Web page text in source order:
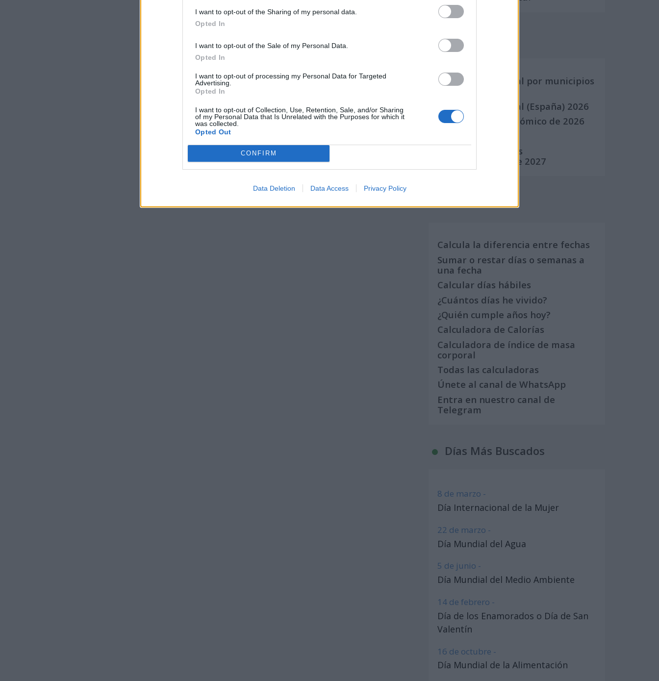
I want to opt-out of the Sharing of my personal data.
Opted In
I want to opt-out of the Sale of my Personal Data.
Opted In
I want to opt-out of processing my Personal Data for Targeted
Advertising.
Opted In
I want to opt-out of Collection, Use, Retention, Sale, and/or Sharing
of my Personal Data that Is Unrelated with the Purposes for which it
was collected.
Opted Out
CONFIRM
Data Deletion Data Access Privacy Policy
Calendarios
Calendario Laboral por municipios
Calendario Laboral (España) 2026
Calendario Astronómico de 2026
Calendario de Días
Internacionales de 2027
Calculadoras
Calcula la diferencia entre fechas
Sumar o restar días o semanas a
una fecha
Calcular días hábiles
¿Cuántos días he vivido?
¿Quién cumple años hoy?
Calculadora de Calorías
Calculadora de índice de masa
corporal
Todas las calculadoras
Únete al canal de WhatsApp
Entra en nuestro canal de
Telegram
Días Más Buscados
8 de marzo -
Día Internacional de la Mujer
22 de marzo -
Día Mundial del Agua
5 de junio -
Día Mundial del Medio Ambiente
14 de febrero -
Día de los Enamorados o Día de San
Valentín
16 de octubre -
Día Mundial de la Alimentación